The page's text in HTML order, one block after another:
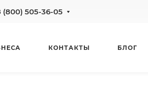
(800) 505-36-05
КОНТАКТЫ БЛОГ